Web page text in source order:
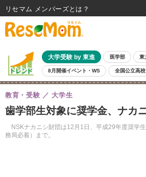
大学受験 by 東進 医学部 東
8月開催イベント・WS 全国公立高
歯学部生対象に奨学金、ナカ
NSKナカニシ財団は12月1日、平成29年度奨学
務局必着）まで。
教育・受験 大学生
リセマム メンバーズ